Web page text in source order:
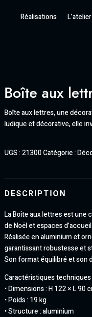
Réalisations L’atelier
Boîte aux
Boîte aux lettres, une
ludique et décorative, elle
UGS :21300Catégorie :
DESCRIPTION
La Boîte aux lettres est une
de Noël et espaces d’accueil.
Réalisée en aluminium et
garantissant robustesse et
Son format équilibré et son
Caractéristiques techniques
• Dimensions : H 122 × L 90
• Poids : 19 kg
• Structure : aluminium